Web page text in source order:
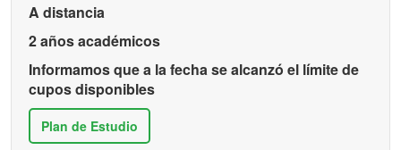
A distancia
2 años académicos
Informamos que a la fecha se alcanzó el límite de
cupos disponibles
Plan de Estudio